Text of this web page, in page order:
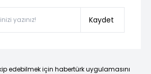
Kaydet
edebilmek için habertürk uygulamasını